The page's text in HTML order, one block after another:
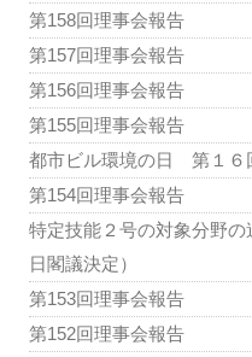
第158回理事会報告
第157回理事会報告
第156回理事会報告
第155回理事会報告
都市ビル環境の日 第１６
第154回理事会報告
特定技能２号の対象分野
日閣議決定）
第153回理事会報告
第152回理事会報告